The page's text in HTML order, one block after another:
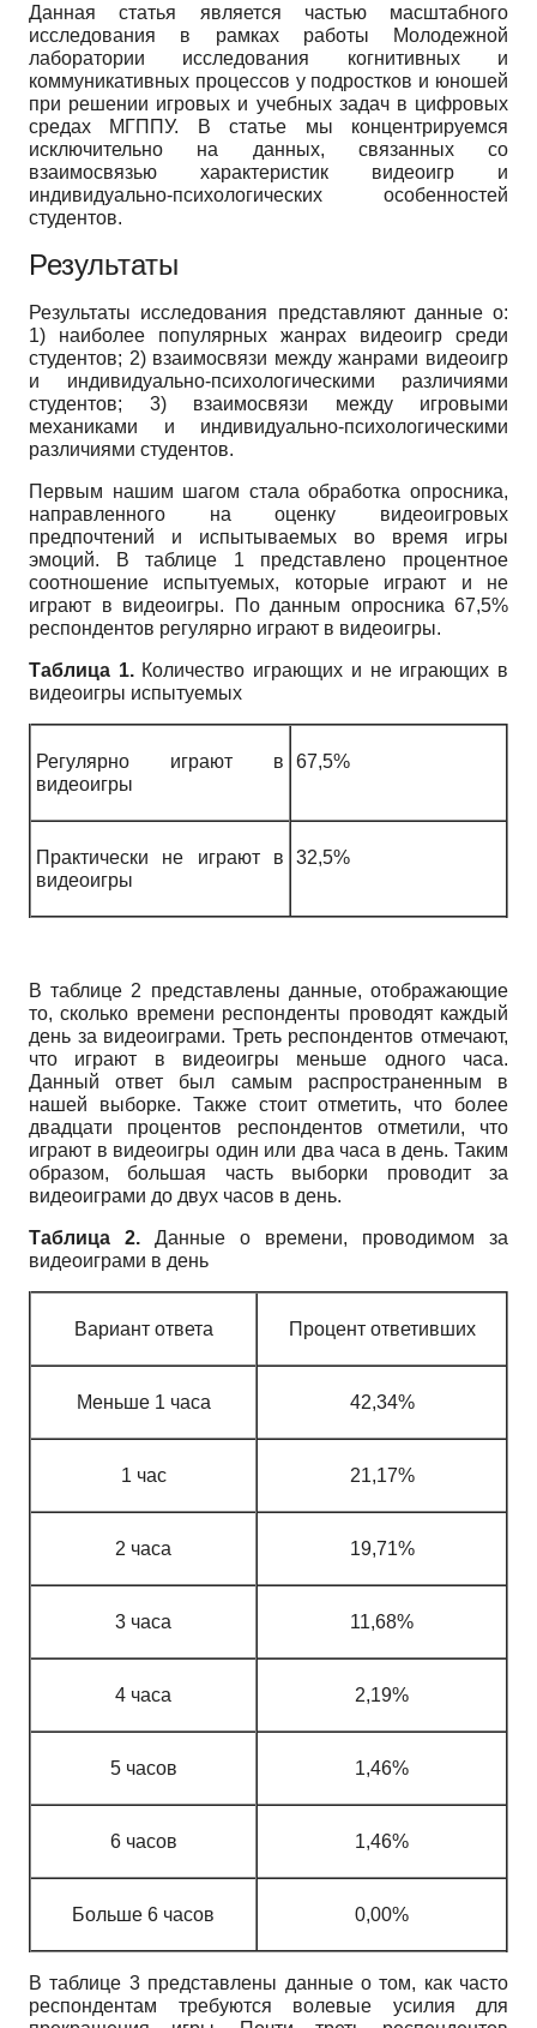
Данная статья является частью масштабного
исследования в рамках работы Молодежной
лаборатории исследования когнитивных и
коммуникативных процессов у подростков и юношей
при решении игровых и учебных задач в цифровых
средах МГППУ. В статье мы концентрируемся
исключительно на данных, связанных со
взаимосвязью характеристик видеоигр и
индивидуально-психологических особенностей
студентов.
Результаты
Результаты исследования представляют данные о:
1) наиболее популярных жанрах видеоигр среди
студентов; 2) взаимосвязи между жанрами видеоигр
и индивидуально-психологическими различиями
студентов; 3) взаимосвязи между игровыми
механиками и индивидуально-психологическими
различиями студентов.
Первым нашим шагом стала обработка опросника,
направленного на оценку видеоигровых
предпочтений и испытываемых во время игры
эмоций. В таблице 1 представлено процентное
соотношение испытуемых, которые играют и не
играют в видеоигры. По данным опросника 67,5%
респондентов регулярно играют в видеоигры.
Таблица 1.Количество играющих и не играющих в
видеоигры испытуемых
Регулярно играют в
видеоигры
67,5%
Практически не играют в
видеоигры
32,5%
В таблице 2 представлены данные, отображающие
то, сколько времени респонденты проводят каждый
день за видеоиграми. Треть респондентов отмечают,
что играют в видеоигры меньше одного часа.
Данный ответ был самым распространенным в
нашей выборке. Также стоит отметить, что более
двадцати процентов респондентов отметили, что
играют в видеоигры один или два часа в день. Таким
образом, большая часть выборки проводит за
видеоиграми до двух часов в день.
Таблица 2. Данные о времени, проводимом за
видеоиграми в день
Вариант ответа Процент ответивших
Меньше 1 часа 42,34%
1 час 21,17%
2 часа 19,71%
3 часа 11,68%
4 часа 2,19%
5 часов 1,46%
6 часов 1,46%
Больше 6 часов 0,00%
В таблице 3 представлены данные о том, как часто
респондентам требуются волевые усилия для